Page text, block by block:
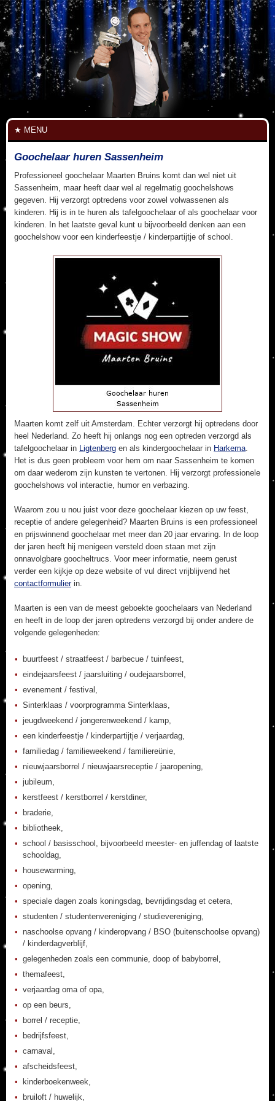
MENU
Goochelaar huren Sassenheim
Professioneel goochelaar Maarten Bruins komt dan wel niet uit
Sassenheim, maar heeft daar wel al regelmatig goochelshows
gegeven. Hij verzorgt optredens voor zowel volwassenen als
kinderen. Hij is in te huren als tafelgoochelaar of als goochelaar voor
kinderen. In het laatste geval kunt u bijvoorbeeld denken aan een
goochelshow voor een kinderfeestje / kinderpartijtje of school.
Maarten komt zelf uit Amsterdam. Echter verzorgt hij optredens door
heel Nederland. Zo heeft hij onlangs nog een optreden verzorgd als
tafelgoochelaar in Ligtenberg en als kindergoochelaar in Harkema.
Het is dus geen probleem voor hem om naar Sassenheim te komen
om daar wederom zijn kunsten te vertonen. Hij verzorgt professionele
goochelshows vol interactie, humor en verbazing.
Waarom zou u nou juist voor deze goochelaar kiezen op uw feest,
receptie of andere gelegenheid? Maarten Bruins is een professioneel
en prijswinnend goochelaar met meer dan 20 jaar ervaring. In de loop
der jaren heeft hij menigeen versteld doen staan met zijn
onnavolgbare goocheltrucs. Voor meer informatie, neem gerust
verder een kijkje op deze website of vul direct vrijblijvend het
contactformulierin.
Maarten is een van de meest geboekte goochelaars van Nederland
en heeft in de loop der jaren optredens verzorgd bij onder andere de
volgende gelegenheden:
buurtfeest / straatfeest / barbecue / tuinfeest,
eindejaarsfeest / jaarsluiting / oudejaarsborrel,
evenement / festival,
Sinterklaas / voorprogramma Sinterklaas,
jeugdweekend / jongerenweekend / kamp,
een kinderfeestje / kinderpartijtje / verjaardag,
familiedag / familieweekend / familiereünie,
nieuwjaarsborrel / nieuwjaarsreceptie / jaaropening,
jubileum,
kerstfeest / kerstborrel / kerstdiner,
braderie,
bibliotheek,
school / basisschool, bijvoorbeeld meester- en juffendag of laatste
schooldag,
housewarming,
opening,
speciale dagen zoals koningsdag, bevrijdingsdag et cetera,
studenten / studentenvereniging / studievereniging,
naschoolse opvang / kinderopvang / BSO (buitenschoolse opvang)
/ kinderdagverblijf,
gelegenheden zoals een communie, doop of babyborrel,
themafeest,
verjaardag oma of opa,
op een beurs,
borrel / receptie,
bedrijfsfeest,
carnaval,
afscheidsfeest,
kinderboekenweek,
bruiloft / huwelijk,